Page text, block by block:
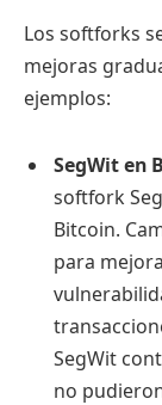
Los softforks
mejoras
ejemplos:
SegWit en
softfork
Bitcoin.
para
SegWit
no